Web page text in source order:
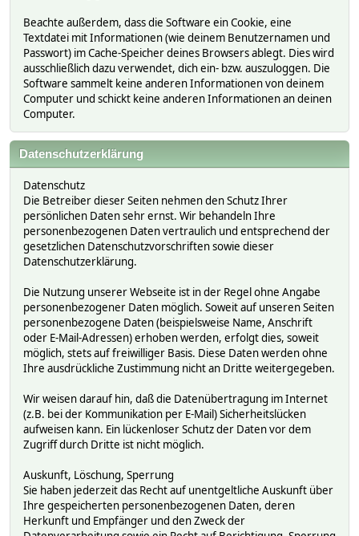
Beachte außerdem, dass die Software ein Cookie, eine
Textdatei mit Informationen (wie deinem Benutzernamen und
Passwort) im Cache-Speicher deines Browsers ablegt. Dies wird
ausschließlich dazu verwendet, dich ein- bzw. auszuloggen. Die
Software sammelt keine anderen Informationen von deinem
Computer und schickt keine anderen Informationen an deinen
Computer.
Datenschutzerklärung
Datenschutz
Die Betreiber dieser Seiten nehmen den Schutz Ihrer
persönlichen Daten sehr ernst. Wir behandeln Ihre
personenbezogenen Daten vertraulich und entsprechend der
gesetzlichen Datenschutzvorschriften sowie dieser
Datenschutzerklärung.
Die Nutzung unserer Webseite ist in der Regel ohne Angabe
personenbezogener Daten möglich. Soweit auf unseren Seiten
personenbezogene Daten (beispielsweise Name, Anschrift
oder E-Mail-Adressen) erhoben werden, erfolgt dies, soweit
möglich, stets auf freiwilliger Basis. Diese Daten werden ohne
Ihre ausdrückliche Zustimmung nicht an Dritte weitergegeben.
Wir weisen darauf hin, daß die Datenübertragung im Internet
(z.B. bei der Kommunikation per E-Mail) Sicherheitslücken
aufweisen kann. Ein lückenloser Schutz der Daten vor dem
Zugriff durch Dritte ist nicht möglich.
Auskunft, Löschung, Sperrung
Sie haben jederzeit das Recht auf unentgeltliche Auskunft über
Ihre gespeicherten personenbezogenen Daten, deren
Herkunft und Empfänger und den Zweck der